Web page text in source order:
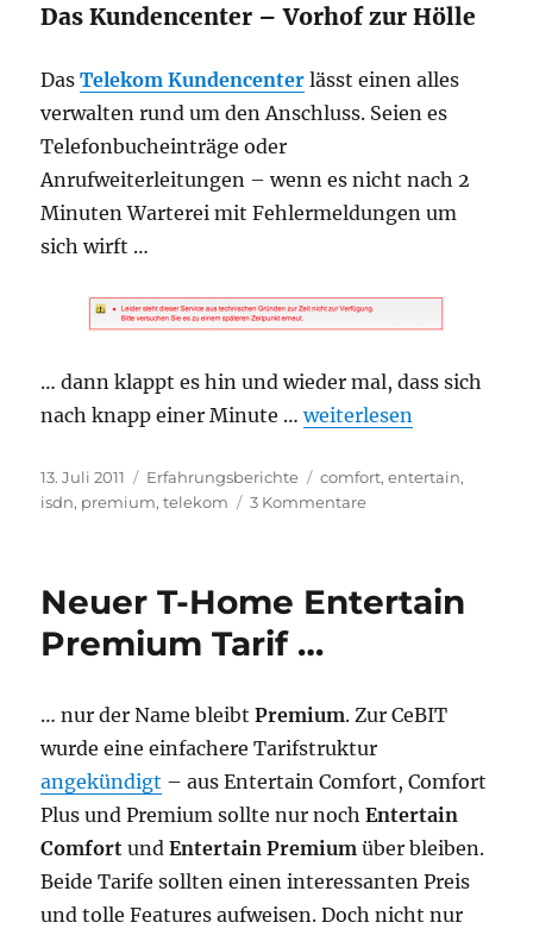
Das Kundencenter – Vorhof zur Hölle
DasTelekom Kundencenter lässt einen alles
verwalten rund um den Anschluss. Seien es
Telefonbucheinträge oder
Anrufweiterleitungen – wenn es nicht nach 2
Minuten Warterei mit Fehlermeldungen um
sich wirft …
… dann klappt es hin und wieder mal, dass sich
nach knapp einer Minute …„Telefonie-Verwaltung
weiterlesen
Veröffentlicht
am
13. Juli 2011 Kategorien
Erfahrungsberichte Schlagwörter
comfort,entertain,
isdn, premium,telekom 3 Kommentarezu
Telekom
Neuer T-Home Entertain
Premium Tarif …
… nur der Name bleibtPremium. Zur CeBIT
wurde eine einfachere Tarifstruktur
angekündigt – aus Entertain Comfort, Comfort
Plus und Premium sollte nur nochEntertain
Comfort undEntertain Premium über bleiben.
Beide Tarife sollten einen interessanten Preis
und tolle Features aufweisen. Doch nicht nur